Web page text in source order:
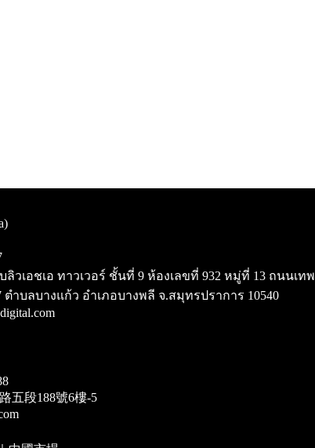
ลิวเอชเอ ทาวเวอร์ ชั้นที่ 9 ห้องเลขที่ 932 หมู่ที่ 13 ถนนเทพ
ำบลบางแก้ว อำเภอบางพลี จ.สมุทรปราการ 10540
五段188號6樓-5